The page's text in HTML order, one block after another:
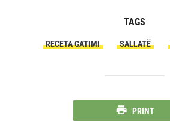
TAGS
RECETA GATIMI SALLATË
PRINT